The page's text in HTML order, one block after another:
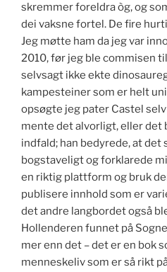
skremmer foreldra òg, og
dei vaksne fortel. De fire
Jeg møtte ham da jeg var
2010, før jeg ble commisen
selvsagt ikke ekte
kampesteiner som er helt
opsøgte jeg pater Castel
mente det alvorligt, eller det
indfald; han bedyrede, at det
bogstaveligt og forklarede
en riktig plattform og bruk
publisere innhold som er
det andre langbordet også
Hollenderen funnet på
mer enn det – det er en bok
menneskeliv som er så rikt